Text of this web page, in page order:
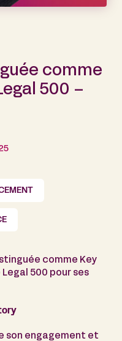
comme
500 –
comme Key
Legal 500 pour ses
son engagement et